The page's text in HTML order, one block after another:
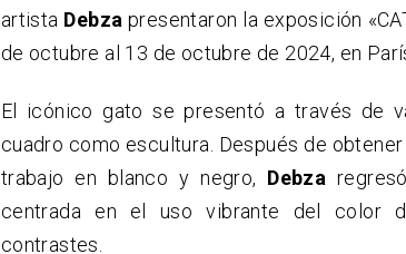
artista Debza presentaron la exposición
de octubre al 13 de octubre de 2024, en
El icónico gato se presentó a través de
cuadro como escultura. Después de
trabajo en blanco y negro, Debza
centrada en el uso vibrante del color
contrastes.